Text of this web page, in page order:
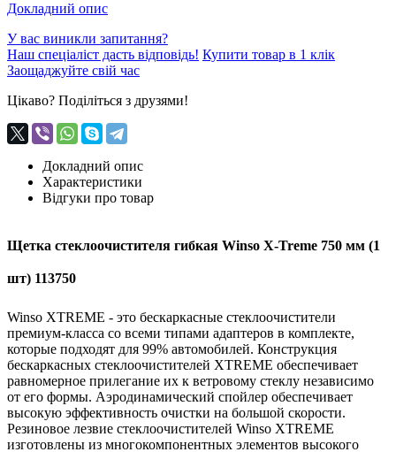
Докладний опис
У вас виникли запитання?
Наш спеціаліст дасть відповідь! Купити товар в 1 клік
Заощаджуйте свій час
Цікаво? Поділіться з друзями!
Докладний опис
Характеристики
Відгуки про товар
Щетка стеклоочистителя гибкая Winso X-Treme 750 мм (1
шт) 113750
Winso XTREME - это бескаркасные стеклоочистители
премиум-класса со всеми типами адаптеров в комплекте,
которые подходят для 99% автомобилей. Конструкция
бескаркасных стеклоочистителей XTREME обеспечивает
равномерное прилегание их к ветровому стеклу независимо
от его формы. Аэродинамический спойлер обеспечивает
высокую эффективность очистки на большой скорости.
Резиновое лезвие стеклоочистителей Winso XTREME
изготовлены из многокомпонентных элементов высокого